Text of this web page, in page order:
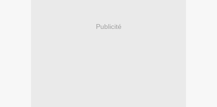
Publicité